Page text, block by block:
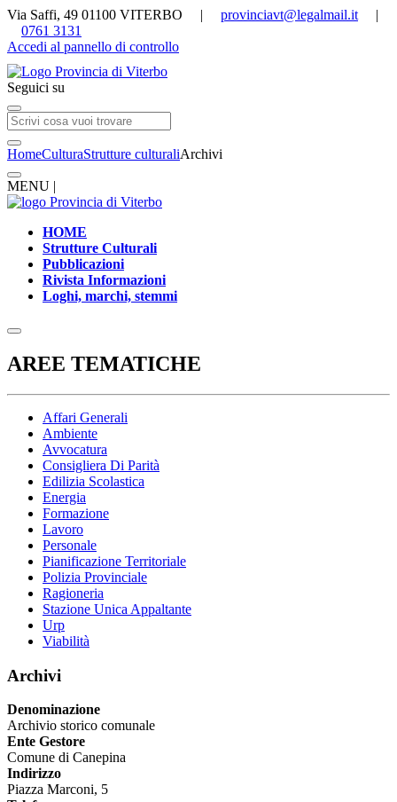
Via Saffi, 49 01100 VITERBO | provinciavt@legalmail.it |
0761 3131
Accedi al pannello di controllo
Seguici su
HomeCulturaStrutture culturaliArchivi
MENU |
HOME
Strutture Culturali
Pubblicazioni
Rivista Informazioni
Loghi, marchi, stemmi
AREE TEMATICHE
Affari Generali
Ambiente
Avvocatura
Consigliera Di Parità
Edilizia Scolastica
Energia
Formazione
Lavoro
Personale
Pianificazione Territoriale
Polizia Provinciale
Ragioneria
Stazione Unica Appaltante
Urp
Viabilità
Archivi
Denominazione
Archivio storico comunale
Ente Gestore
Comune di Canepina
Indirizzo
Piazza Marconi, 5